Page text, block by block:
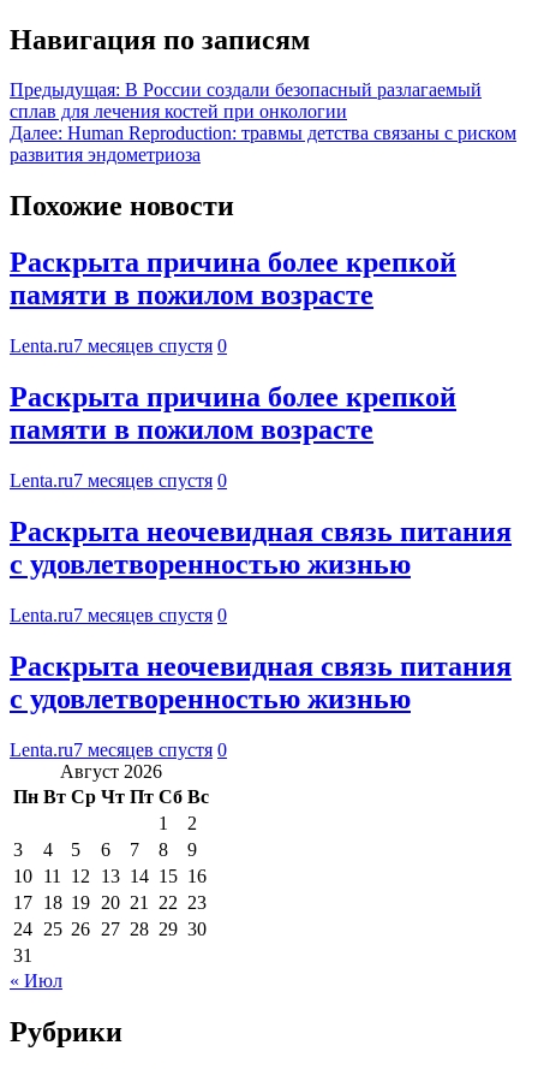
Навигация по записям
Предыдущая: В России создали безопасный разлагаемый
сплав для лечения костей при онкологии
Далее: Human Reproduction: травмы детства связаны с риском
развития эндометриоза
Похожие новости
Раскрыта причина более крепкой
памяти в пожилом возрасте
Lenta.ru7 месяцев спустя 0
Раскрыта причина более крепкой
памяти в пожилом возрасте
Lenta.ru7 месяцев спустя 0
Раскрыта неочевидная связь питания
с удовлетворенностью жизнью
Lenta.ru7 месяцев спустя 0
Раскрыта неочевидная связь питания
с удовлетворенностью жизнью
Lenta.ru7 месяцев спустя 0
Август 2026
Пн Вт Ср Чт Пт Сб Вс
1
2
3
4 5 6 7 8
9
10 11 12 13 14 15 16
17 18 19 20 21 22 23
24 25 26 27 28 29 30
31
« Июл
Рубрики